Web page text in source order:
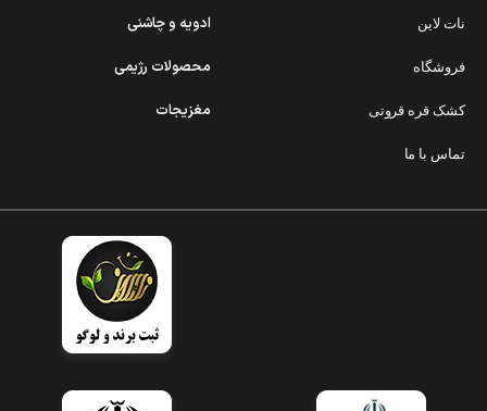
نات لاین
فروشگاه
کشک قره قروتی
تماس با ما
ادویه و چاشنی
محصولات رژیمی
مغزیجات